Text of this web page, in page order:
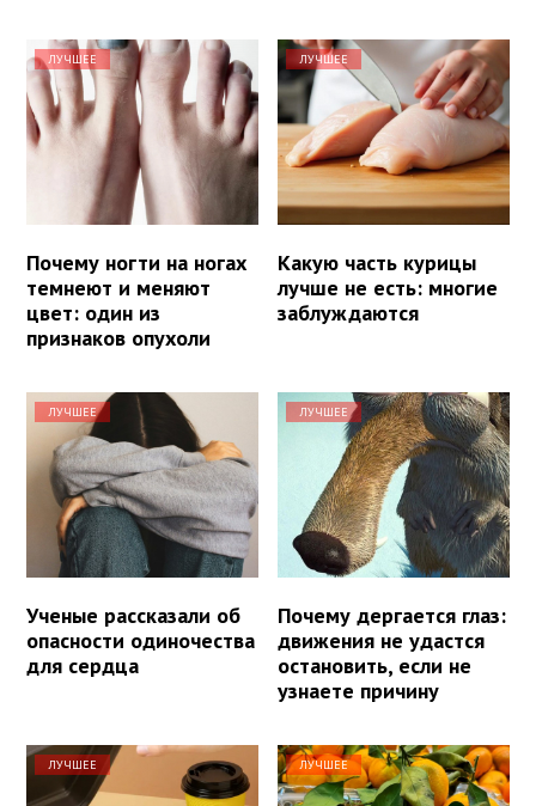
ЛУЧШЕЕ
Почему ногти на ногах
темнеют и меняют
цвет: один из
признаков опухоли
ЛУЧШЕЕ
Какую часть курицы
лучше не есть: многие
заблуждаются
ЛУЧШЕЕ
Ученые рассказали об
опасности одиночества
для сердца
ЛУЧШЕЕ
Почему дергается глаз:
движения не удастся
остановить, если не
узнаете причину
ЛУЧШЕЕ ЛУЧШЕЕ